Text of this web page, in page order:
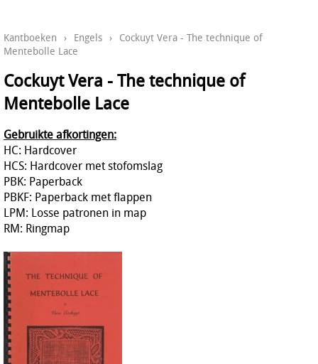
Kantboeken › Engels › Cockuyt Vera - The technique of
Mentebolle Lace
Cockuyt Vera - The technique of
Mentebolle Lace
Gebruikte afkortingen:
HC: Hardcover
HCS: Hardcover met stofomslag
PBK: Paperback
PBKF: Paperback met flappen
LPM: Losse patronen in map
RM: Ringmap